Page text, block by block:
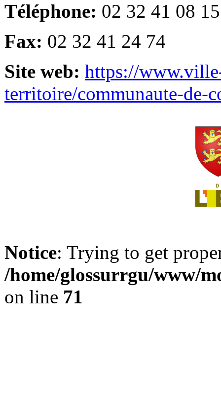
Téléphone: 02 32 41 08 15
Fax: 02 32 41 24 74
Site web: https://
territoire/communaute-de-
Notice: Trying to get
/home/glossurrgu/www/
on line 71